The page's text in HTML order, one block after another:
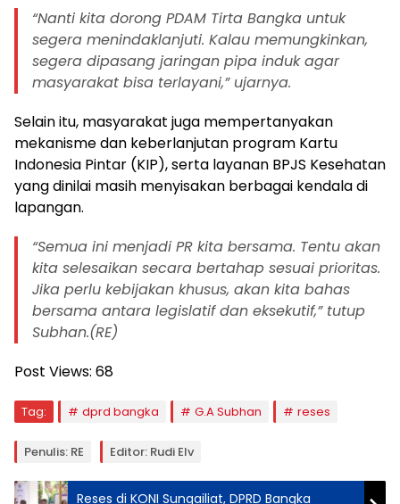
“Nanti kita dorong PDAM Tirta Bangka untuk
segera menindaklanjuti. Kalau memungkinkan,
segera dipasang jaringan pipa induk agar
masyarakat bisa terlayani,” ujarnya.
Selain itu, masyarakat juga mempertanyakan
mekanisme dan keberlanjutan program Kartu
Indonesia Pintar (KIP), serta layanan BPJS Kesehatan
yang dinilai masih menyisakan berbagai kendala di
lapangan.
“Semua ini menjadi PR kita bersama. Tentu akan
kita selesaikan secara bertahap sesuai prioritas.
Jika perlu kebijakan khusus, akan kita bahas
bersama antara legislatif dan eksekutif,” tutup
Subhan.(RE)
Post Views: 68
Tag: dprd bangka G.A Subhan reses
Penulis: RE Editor: Rudi Elv
Reses di KONI Sungailiat, DPRD Bangka